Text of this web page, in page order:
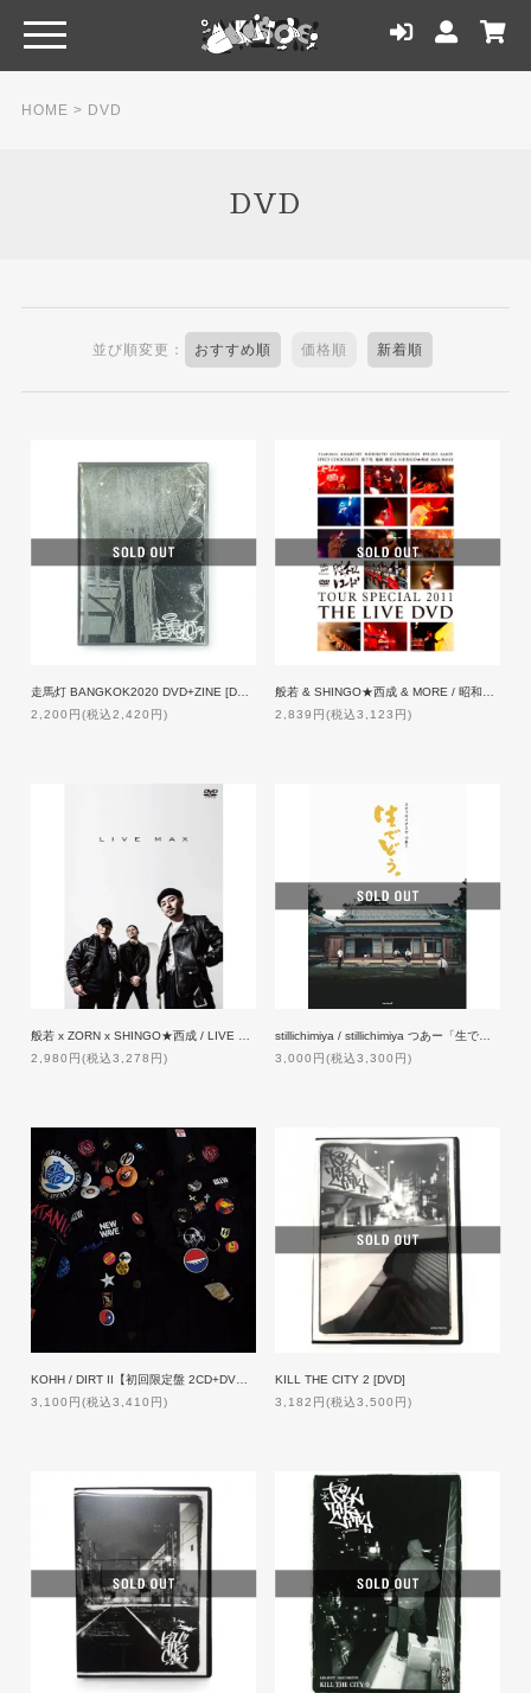
HOME > DVD
DVD
並び順変更： おすすめ順 価格順 新着順
2,200円(税込2,420円)
2,839円(税込3,123円)
2,980円(税込3,278円)
3,000円(税込3,300円)
3,100円(税込3,410円)
KILL THE CITY 2 [DVD]
3,182円(税込3,500円)